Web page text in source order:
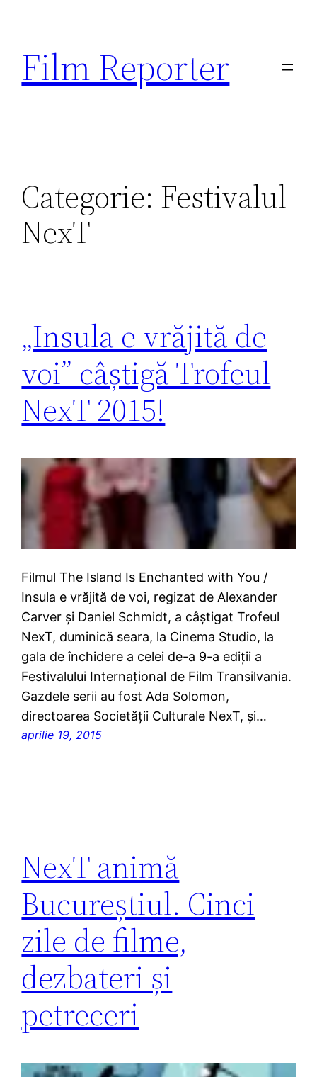
conținut
Film Reporter
Categorie: Festivalul
NexT
„Insula e vrăjită de
voi” câștigă Trofeul
NexT 2015!
Filmul The Island Is Enchanted with You /
Insula e vrăjită de voi, regizat de Alexander
Carver și Daniel Schmidt, a câștigat Trofeul
NexT, duminică seara, la Cinema Studio, la
gala de închidere a celei de-a 9-a ediții a
Festivalului Internațional de Film Transilvania.
Gazdele serii au fost Ada Solomon,
directoarea Societății Culturale NexT, și…
aprilie 19, 2015
NexT animă
Bucureștiul. Cinci
zile de filme,
dezbateri și
petreceri